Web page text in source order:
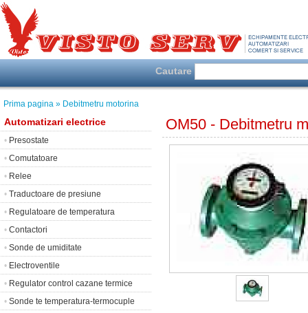
Cautare
Prima pagina » Debitmetru motorina
Automatizari electrice
• Presostate
• Comutatoare
• Relee
• Traductoare de presiune
• Regulatoare de temperatura
• Contactori
• Sonde de umiditate
• Electroventile
• Regulator control cazane termice
• Sonde te temperatura-termocuple
OM50 - Debitmetru